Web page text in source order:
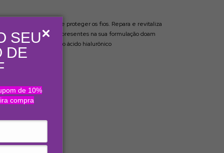
SEU
DE
de 10%
compra
hidratar, reconstruir e proteger os fios. Repara e revitaliza
micros partículas presentes na sua formulação doam
com o poder do ácido hialurônico